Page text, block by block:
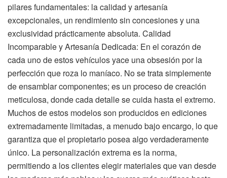
pilares fundamentales: la calidad y artesanía
excepcionales, un rendimiento sin concesiones y una
exclusividad prácticamente absoluta. Calidad
Incomparable y Artesanía Dedicada: En el corazón de
cada uno de estos vehículos yace una obsesión por la
perfección que roza lo maníaco. No se trata simplemente
de ensamblar componentes; es un proceso de creación
meticulosa, donde cada detalle se cuida hasta el extremo.
Muchos de estos modelos son producidos en ediciones
extremadamente limitadas, a menudo bajo encargo, lo que
garantiza que el propietario posea algo verdaderamente
único. La personalización extrema es la norma,
permitiendo a los clientes elegir materiales que van desde